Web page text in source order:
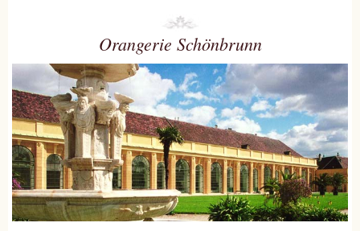
Orangerie Schönbrunn